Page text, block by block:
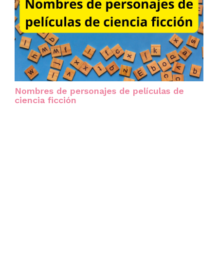
Nombres de personajes de películas de
ciencia ficción